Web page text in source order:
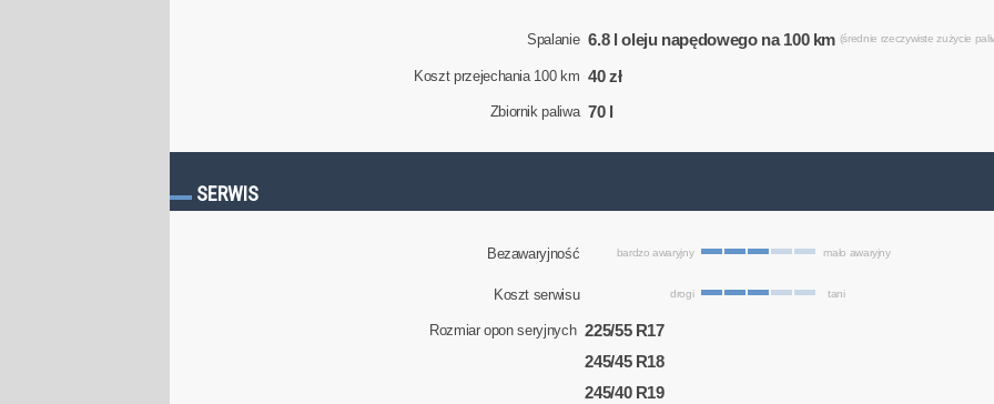
Spalanie 6.8 l oleju napędowego na 100 km (średnie rzeczywiste zużycie
Koszt przejechania 100 km 40 zł
Zbiornik paliwa 70 l
SERWIS
Bezawaryjność bardzo awaryjny mało awaryjny
Koszt serwisu drogi tani
Rozmiar opon seryjnych 225/55 R17
245/45 R18
245/40 R19